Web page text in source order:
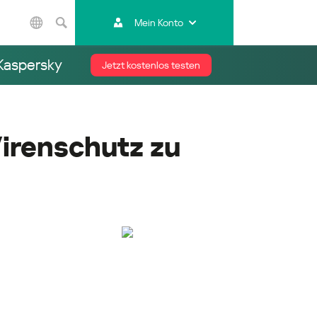
Mein Konto
Asien/Pazifik
Australia
India
Malaysia - Bahasa Melayu
Jetzt kostenlos testen
zu